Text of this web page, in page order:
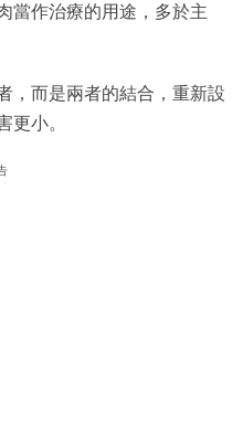
當作治療的用途，多於主
，而是兩者的結合，重新設
更小。